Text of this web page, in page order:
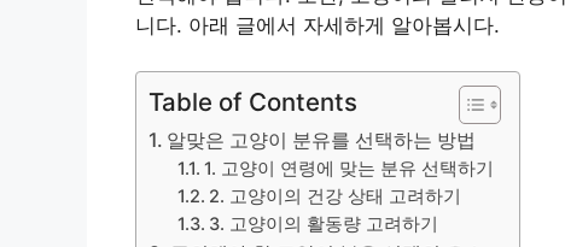
니다. 아래 글에서 자세하게 알아봅시다.
Table of Contents
알맞은 고양이 분유를 선택하는 방법
1. 고양이 연령에 맞는 분유 선택하기
2. 고양이의 건강 상태 고려하기
3. 고양이의 활동량 고려하기